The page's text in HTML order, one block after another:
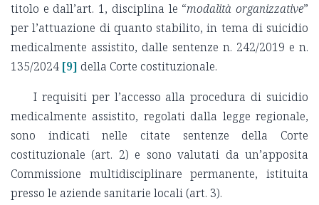
titolo e dall’art. 1, disciplina le “modalità organizzative”
per l’attuazione di quanto stabilito, in tema di suicidio
medicalmente assistito, dalle sentenze n. 242/2019 e n.
135/2024 [9] della Corte costituzionale.
I requisiti per l’accesso alla procedura di suicidio
medicalmente assistito, regolati dalla legge regionale,
sono indicati nelle citate sentenze della Corte
costituzionale (art. 2) e sono valutati da un’apposita
Commissione multidisciplinare permanente, istituita
presso le aziende sanitarie locali (art. 3).